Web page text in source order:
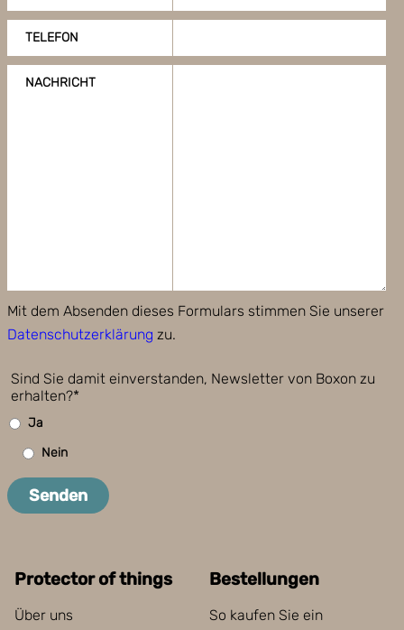
TELEFON
NACHRICHT
Mit dem Absenden dieses Formulars stimmen Sie unserer
Datenschutzerklärung zu.
Sind Sie damit einverstanden, Newsletter von Boxon zu
erhalten?*
Ja
Nein
Senden
Protector of things
Über uns
Bestellungen
So kaufen Sie ein